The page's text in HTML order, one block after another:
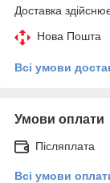
Доставка
Нова Пошта
Всі умови
Умови оплати
Післяплата
Всі умови